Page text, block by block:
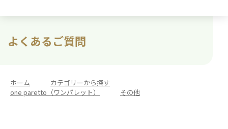
よくあるご質問
ホーム カテゴリーから探す
one paretto（ワンパレット）
その他